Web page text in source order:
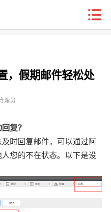
创邮 收费标准 功能
，假期邮件轻松处
理员
复？
时回复邮件，可以通过阿
您的不在状态。以下是设